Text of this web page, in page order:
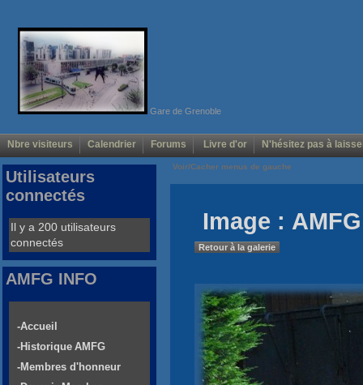
Gare de Grenoble
Nbre visiteurs Calendrier Forums Livre d'or N'hésitez pas à
Voir/Cacher menus de gauche
Image :
Retour à la galerie
Utilisateurs
connectés
Il y a 200 utilisateurs
connectés
AMFG INFO
-Accueil
-Historique AMFG
-Membres d'honneur